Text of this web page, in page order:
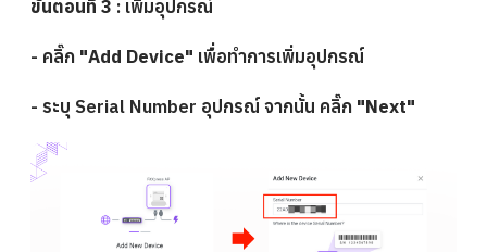
ขั้นตอนที่ 3 : เพิ่มอุปกรณ์
- คลิ๊ก "Add Device" เพื่อทำการเพิ่มอุปกรณ์
- ระบุ Serial Number อุปกรณ์ จากนั้น คลิ๊ก "Next"